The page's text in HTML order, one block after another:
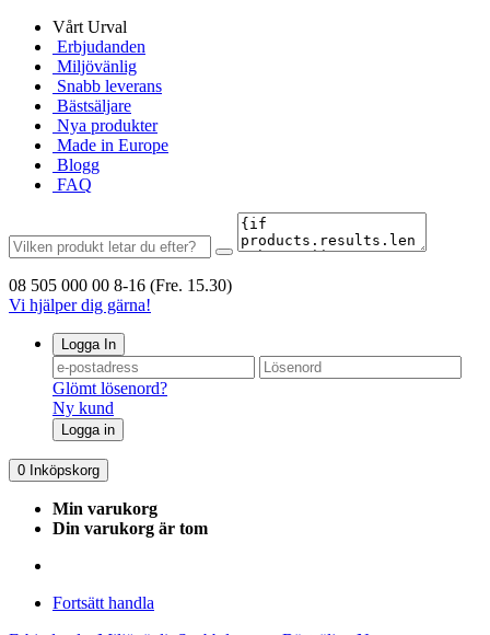
Vårt Urval
Erbjudanden
Miljövänlig
Snabb leverans
Bästsäljare
Nya produkter
Made in Europe
Blogg
FAQ
08 505 000 00 8-16 (Fre. 15.30)
Vi hjälper dig gärna!
Logga In
Glömt lösenord?
Ny kund
Logga in
0 Inköpskorg
Min varukorg
Din varukorg är tom
Fortsätt handla